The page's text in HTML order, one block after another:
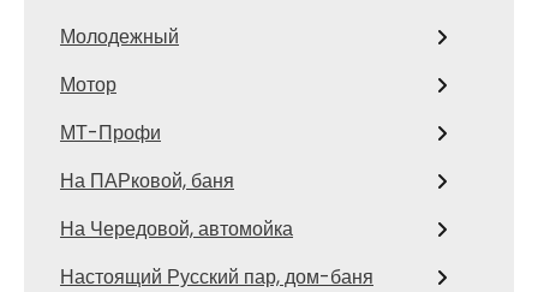
Молодежный
Мотор
МТ-Профи
На ПАРковой, баня
На Чередовой, автомойка
Настоящий Русский пар, дом-баня